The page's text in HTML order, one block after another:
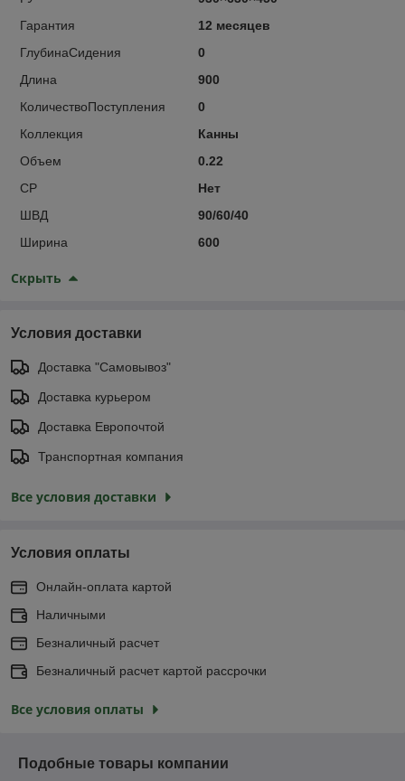
Гарантия
12 месяцев
ГлубинаСидения
0
Длина
900
КоличествоПоступления
0
Коллекция
Канны
Объем
0.22
СР
Нет
ШВД
90/60/40
Ширина
600
Скрыть
Условия доставки
Доставка "Самовывоз"
Доставка курьером
Доставка Европочтой
Транспортная компания
Все условия доставки
Условия оплаты
Онлайн-оплата картой
Наличными
Безналичный расчет
Безналичный расчет картой рассрочки
Все условия оплаты
Подобные товары компании